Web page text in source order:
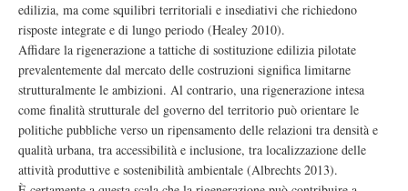
edilizia, ma come squilibri territoriali e insediativi che richiedono
risposte integrate e di lungo periodo (Healey 2010).
Affidare la rigenerazione a tattiche di sostituzione edilizia pilotate
prevalentemente dal mercato delle costruzioni significa limitarne
strutturalmente le ambizioni. Al contrario, una rigenerazione intesa
come finalità strutturale del governo del territorio può orientare le
politiche pubbliche verso un ripensamento delle relazioni tra densità e
qualità urbana, tra accessibilità e inclusione, tra localizzazione delle
attività produttive e sostenibilità ambientale (Albrechts 2013).